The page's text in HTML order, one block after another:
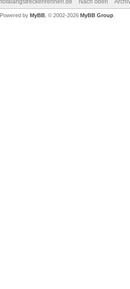
Nach oben
, Powered by MyBB , © 2002-2026 MyBB Group